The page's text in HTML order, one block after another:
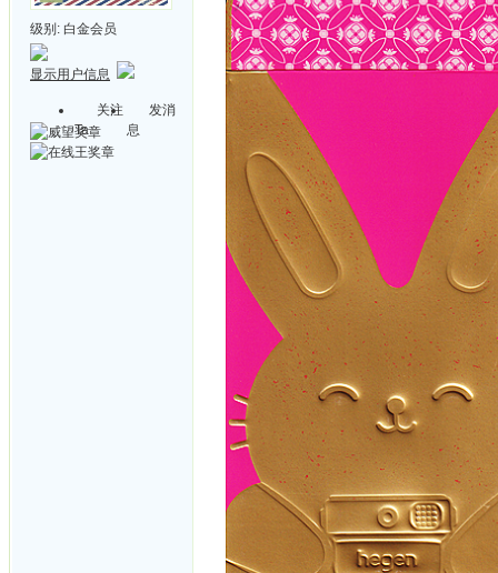
级别: 白金会员
显示用户信息
关注
Ta
发消
息